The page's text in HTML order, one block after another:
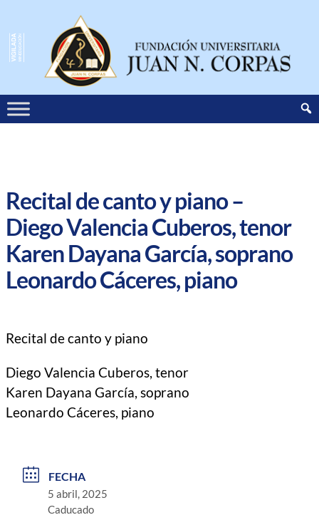
Recital de canto y piano –
Diego Valencia Cuberos, tenor
Karen Dayana García, soprano
Leonardo Cáceres, piano
Recital de canto y piano
Diego Valencia Cuberos, tenor
Karen Dayana García, soprano
Leonardo Cáceres, piano
FECHA
5 abril, 2025
Caducado